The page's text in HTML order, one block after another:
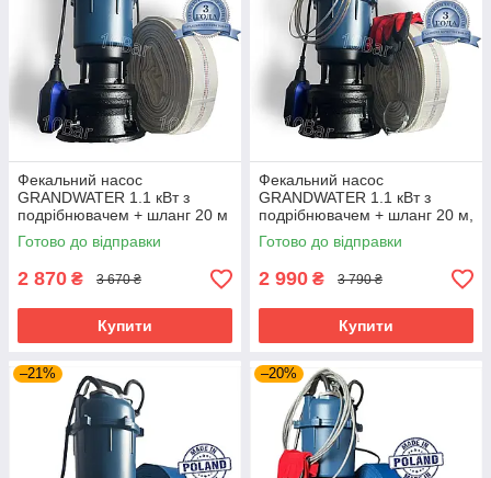
Фекальний насос
GRANDWATER 1.1 кВт з
подрібнювачем + шланг 20 м
(комплект) гарантія 3 роки
Готово до відправки
2 870 ₴ 3 670 ₴
Купити
Фекальний насос
GRANDWATER 1.1 кВт з
подрібнювачем + шланг 20 м,
металевий трос, зажими,
хомут, рукавиці (комплект)
Готово до відправки
2 990 ₴ 3 790 ₴
Купити
–21% –20%